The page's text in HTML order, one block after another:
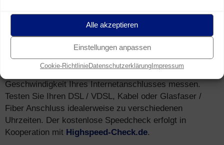
Alle akzeptieren
Einstellungen anpassen
Cookie-RichtlinieDatenschutzerklärungImpressum
Speedtestfür Breitband Anschluss in
Kratzenburg (Breitband Messung)
Sie wohnen in Kratzenburg und nutzen einen Breitband
Internet Anschluss (z.B. DSL)? Mit unseremSpeedtest
können Sie kostenfrei und unverbindlich die tatsächliche
Geschwindigkeit Ihres Internetanschlusses messen.
Testen Sie Ihren DSL / VDSL, Kabel oder Glasfaser /
Fiber Anschluss idealerweise zu verschiedenen
Uhrzeiten. Der kostenlose Speedcheck erfolgt in
Kooperation mit Highspeed-Check.de.